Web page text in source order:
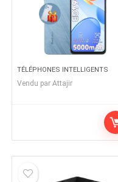
TÉLÉPHONES INTELLIGENTS
Vendu par Attajir